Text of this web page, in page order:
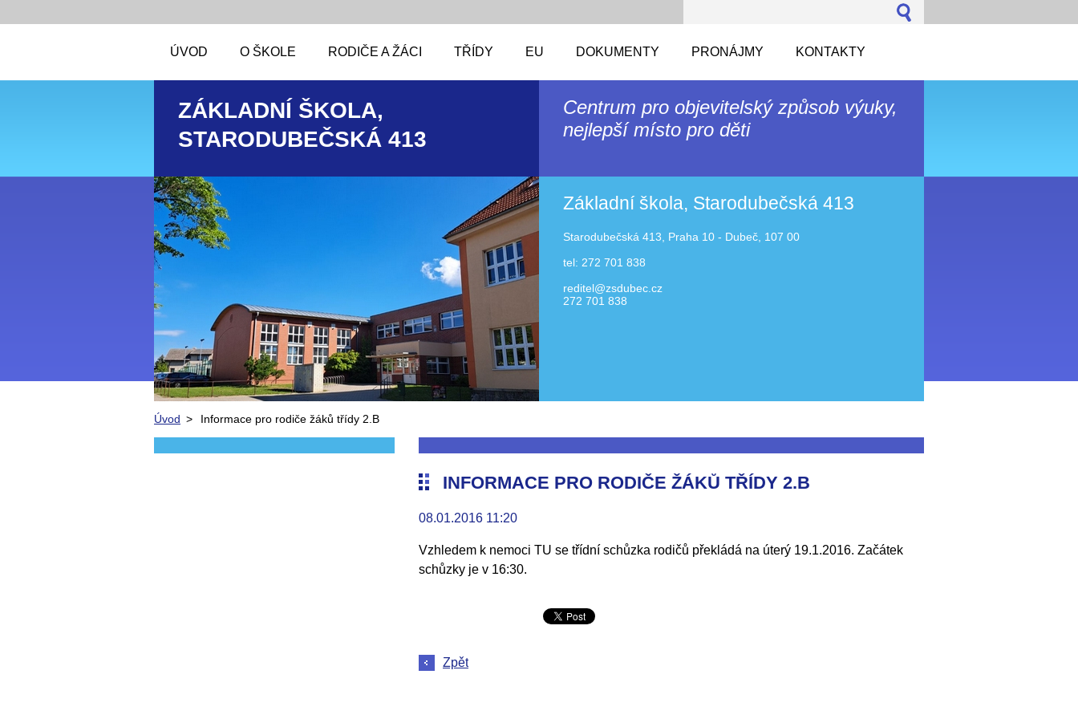
ÚVOD O ŠKOLE RODIČE A ŽÁCI TŘÍDY EU DOKUMENTY PRONÁJMY KONTAKTY
ZÁKLADNÍ ŠKOLA,
STARODUBEČSKÁ 413
Centrum pro objevitelský způsob výuky,
nejlepší místo pro děti
Základní škola, Starodubečská 413
Starodubečská 413, Praha 10 - Dubeč, 107 00
tel: 272 701 838
reditel@zsdubec.cz
272 701 838
Úvod > Informace pro rodiče žáků třídy 2.B
INFORMACE PRO RODIČE ŽÁKŮ TŘÍDY 2.B
08.01.2016 11:20
Vzhledem k nemoci TU se třídní schůzka rodičů překládá na úterý 19.1.2016. Začátek
schůzky je v 16:30.
Zpět